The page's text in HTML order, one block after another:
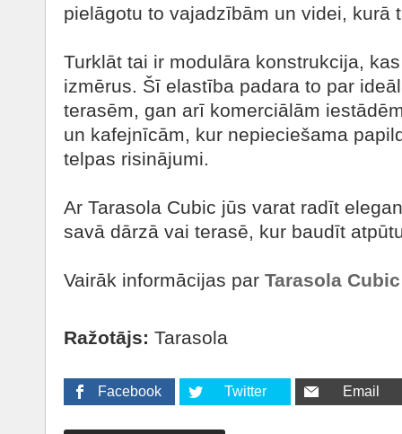
pielāgotu to vajadzībām un videi, kurā
Turklāt tai ir modulāra konstrukcija,
izmērus. Šī elastība padara to par
terasēm, gan arī komerciālām
un kafejnīcām, kur nepieciešama
telpas risinājumi.
Ar Tarasola Cubic jūs varat radīt
savā dārzā vai terasē, kur baudīt
Vairāk informācijas par Tarasola
Ražotājs: Tarasola
Facebook Twitter Email